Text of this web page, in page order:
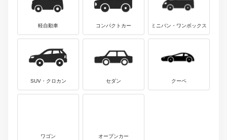
軽自動車 コンパクトカー ミニバン・ワンボックス
SUV・クロカン セダン クーペ
ワゴン オープンカー